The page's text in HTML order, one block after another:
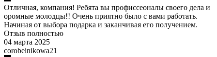
Отличная, компания! Ребята вы профиссеоналы своего дела и
оромные молодцы!! Очень приятно было с вами работать.
Начиная от выбора подарка и заканчивая его получением.
Отзыв полностью
04 марта 2025
corobeinikowa21